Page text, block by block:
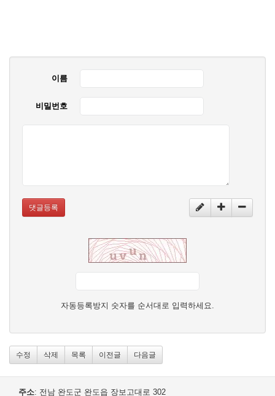
이름
비밀번호
댓글등록
자동등록방지 숫자를 순서대로 입력하세요.
수정 삭제 목록 이전글 다음글
주소: 전남 완도군 완도읍 장보고대로 302